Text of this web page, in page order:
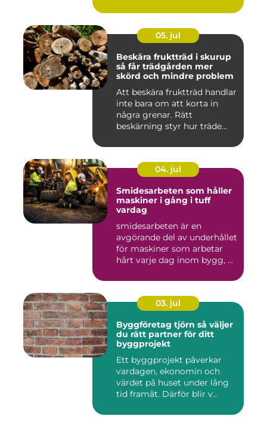
05. jul
Beskära fruktträd i skurup
så får trädgården mer
skörd och mindre problem
Att beskära fruktträd handlar
inte bara om att korta in
några grenar. Rätt
beskärning styr hur träde...
04. jul
Smidesarbeten som håller
maskiner i gång i tuff
vardag
smidesarbeten är en
avgörande del av underhållet
för maskiner som arbetar
hårt varje dag inom bygg, ...
03. jul
Byggföretag tjörn så väljer
du rätt partner för ditt
byggprojekt
Ett byggprojekt påverkar
vardagen, ekonomin och
värdet på huset under lång
tid framåt. Därför blir v...